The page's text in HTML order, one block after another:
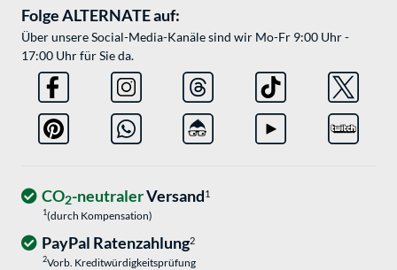
Folge ALTERNATE auf:
Über unsere Social-Media-Kanäle sind wir Mo-Fr 9:00 Uhr -
17:00 Uhr für Sie da.
CO2-neutralerVersand1
1(durch Kompensation)
PayPal Ratenzahlung2
2Vorb. Kreditwürdigkeitsprüfung